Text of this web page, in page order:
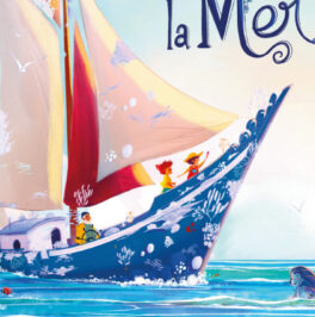
Plumes de Bourdon
15/09/2022